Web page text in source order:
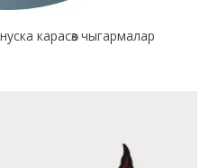
карасөз чыгармалар